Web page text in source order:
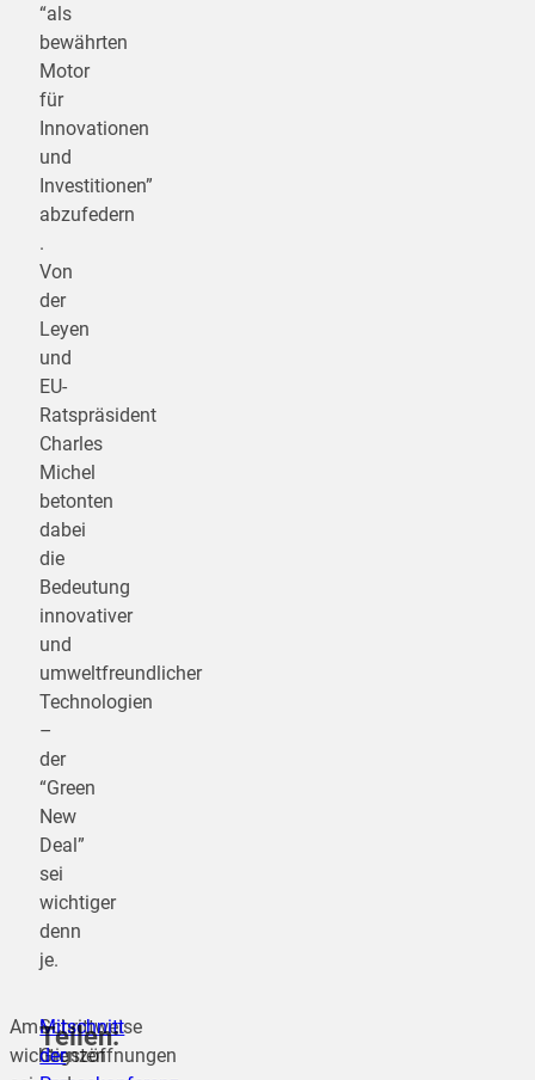
“als
bewährten
Motor
für
Innovationen
und
Investitionen”
abzufedern
.
Von
der
Leyen
und
EU-
Ratspräsident
Charles
Michel
betonten
dabei
die
Bedeutung
innovativer
und
umweltfreundlicher
Technologien
–
der
“Green
New
Deal”
sei
wichtiger
denn
je.
Am
wichtigsten
Schrittweise
Grenzöffnungen
Mitschnitt
der
Teilen: